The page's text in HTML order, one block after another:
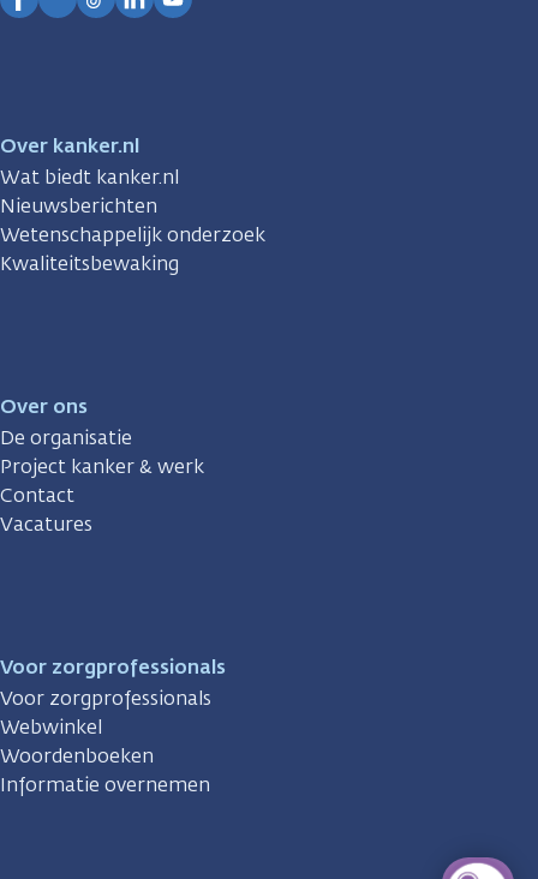
Over kanker.nl
Wat biedt kanker.nl
Nieuwsberichten
Wetenschappelijk onderzoek
Kwaliteitsbewaking
Over ons
De organisatie
Project kanker & werk
Contact
Vacatures
Voor zorgprofessionals
Voor zorgprofessionals
Webwinkel
Woordenboeken
Informatie overnemen